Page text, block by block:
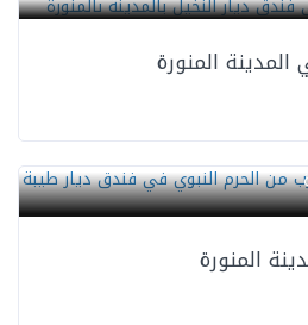
المنورة
المنورة